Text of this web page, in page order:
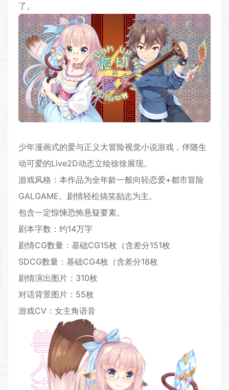
了。
少年漫画式的爱与正义大冒险视觉小说游戏，伴随生
动可爱的Live2D动态立绘徐徐展现。
游戏风格：本作品为全年龄一般向轻恋爱+都市冒险
GALGAME。剧情轻松搞笑励志为主。
包含一定惊悚恐怖悬疑要素。
剧本字数：约14万字
剧情CG数量：基础CG15枚（含差分151枚
SDCG数量：基础CG4枚（含差分18枚
剧情演出图片：310枚
对话背景图片：55枚
游戏CV：女主角语音